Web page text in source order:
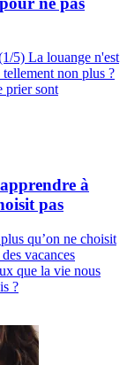
5) La louange n'est
non plus ?
prier sont
à
pas
qu’on ne choisit
vacances
que la vie nous
?